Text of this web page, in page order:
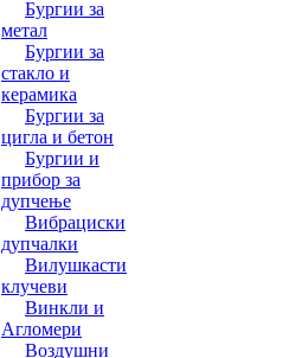
Бургии за
метал
Бургии за
стакло и
керамика
Бургии за
цигла и бетон
Бургии и
прибор за
дупчење
Вибрациски
дупчалки
Вилушкасти
клучеви
Винкли и
Агломери
Воздушни